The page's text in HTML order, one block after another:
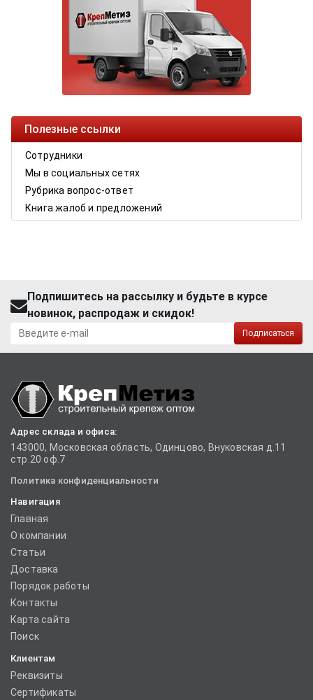
Полезные ссылки
Сотрудники
Мы в социальных сетях
Рубрика вопрос-ответ
Книга жалоб и предложений
Подпишитесь на рассылку и будьте в курсе
новинок, распродаж и скидок!
Подписаться
Адрес склада и офиса:
143000, Московская область, Одинцово, Внуковская д.11
стр.20 оф.7
Политика конфиденциальности
Навигация
Главная
О компании
Статьи
Доставка
Порядок работы
Контакты
Карта сайта
Поиск
Клиентам
Реквизиты
Сертификаты